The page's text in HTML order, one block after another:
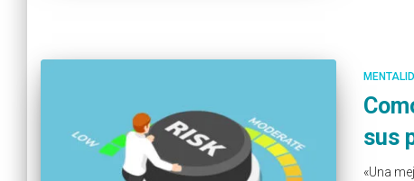
sus
«Una